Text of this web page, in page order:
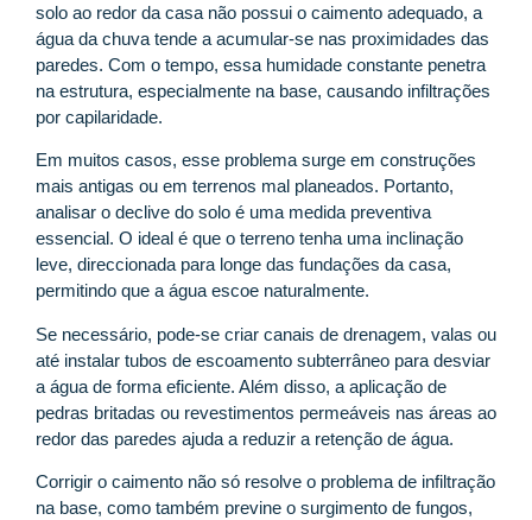
solo ao redor da casa não possui o caimento adequado, a
água da chuva tende a acumular-se nas proximidades das
paredes. Com o tempo, essa humidade constante penetra
na estrutura, especialmente na base, causando infiltrações
por capilaridade.
Em muitos casos, esse problema surge em construções
mais antigas ou em terrenos mal planeados. Portanto,
analisar o declive do solo é uma medida preventiva
essencial. O ideal é que o terreno tenha uma inclinação
leve, direccionada para longe das fundações da casa,
permitindo que a água escoe naturalmente.
Se necessário, pode-se criar canais de drenagem, valas ou
até instalar tubos de escoamento subterrâneo para desviar
a água de forma eficiente. Além disso, a aplicação de
pedras britadas ou revestimentos permeáveis nas áreas ao
redor das paredes ajuda a reduzir a retenção de água.
Corrigir o caimento não só resolve o problema de infiltração
na base, como também previne o surgimento de fungos,